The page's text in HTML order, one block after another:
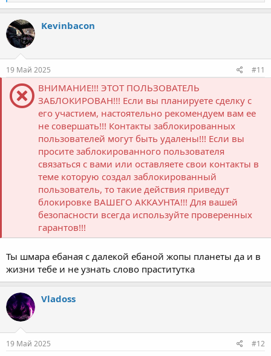
а
к
ц
и
и
:
Kevinbacon
19 Май 2025 #11
ВНИМАНИЕ!!! ЭТОТ ПОЛЬЗОВАТЕЛЬ
ЗАБЛОКИРОВАН!!! Если вы планируете сделку с
его участием, настоятельно рекомендуем вам ее
не совершать!!! Контакты заблокированных
пользователей могут быть удалены!!! Если вы
просите заблокированного пользователя
связаться с вами или оставляете свои контакты в
теме которую создал заблокированный
пользователь, то такие действия приведут
блокировке ВАШЕГО АККАУНТА!!! Для вашей
безопасности всегда используйте проверенных
гарантов!!!
Ты шмара ебаная с далекой ебаной жопы планеты да и в
жизни тебе и не узнать слово праститутка
Vladoss
19 Май 2025 #12